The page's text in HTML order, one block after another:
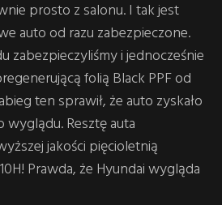
prosto z salonu. I tak jest
auto od razu zabezpieczone.
zabezpieczyliśmy i jednocześnie
folią Black PPF od
ten sprawił, że auto zyskało
Resztę auta
jakości pięcioletnią
Prawda, że Hyundai wygląda